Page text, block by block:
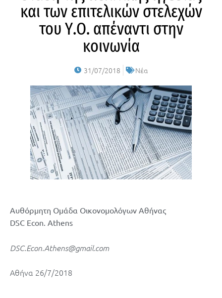
και των επιτελικών στελεχών
του Υ.Ο. απέναντι στην
κοινωνία
31/07/2018 Νέα
Αυθόρμητη Ομάδα Οικονομολόγων Αθήνας
DSC Econ. Athens
DSC.Econ.Athens@gmail.com
Αθήνα 26/7/2018